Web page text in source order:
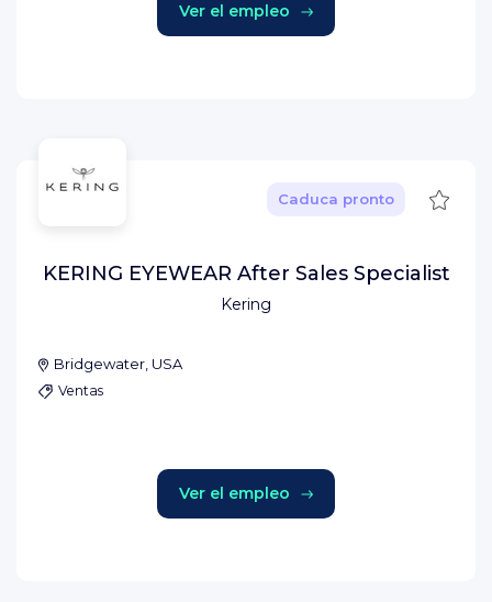
Ver el empleo
Kering
Caduca pronto
KERING EYEWEAR After Sales Specialist
Bridgewater, USA
Ventas
Ver el empleo